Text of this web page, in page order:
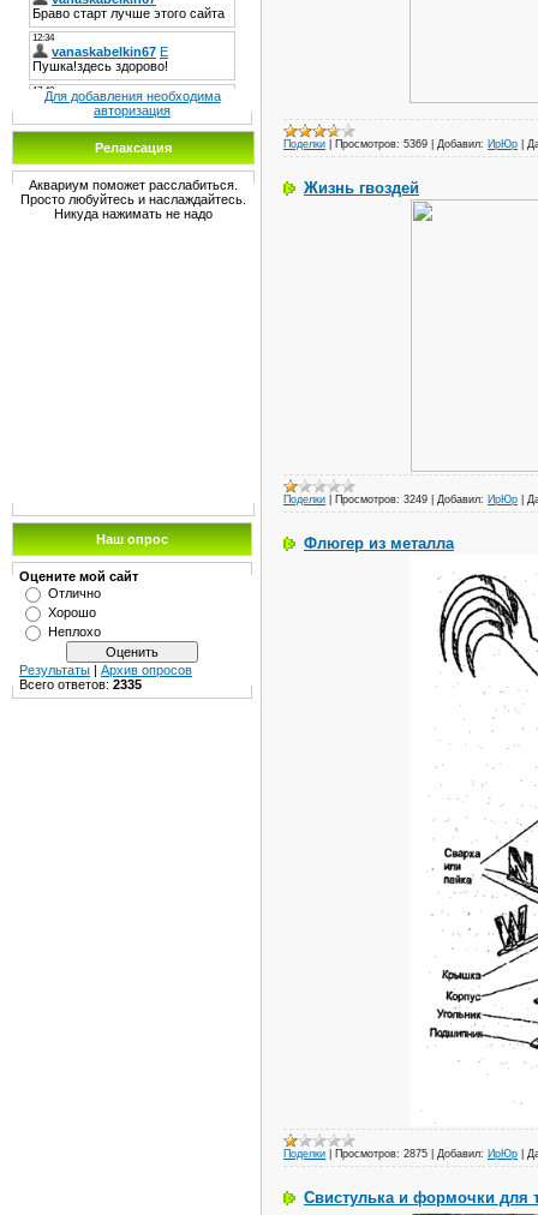
Для добавления необходима
авторизация
Релаксация
Аквариум поможет расслабиться.
Просто любуйтесь и наслаждайтесь.
Никуда нажимать не надо
Наш опрос
Оцените мой сайт
Отлично
Хорошо
Неплохо
Результаты | Архив опросов
Всего ответов: 2335
Поделки Просмотров: 5369 Добавил: ИрЮр
Жизнь гвоздей
Поделки Просмотров: 3249 Добавил: ИрЮр
Флюгер из металла
Поделки Просмотров: 2875 Добавил: ИрЮр
Свистулька и формочки для